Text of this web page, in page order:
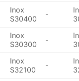
Inox
S30400
-
Inox
S30300
-
Inox
S32100
-